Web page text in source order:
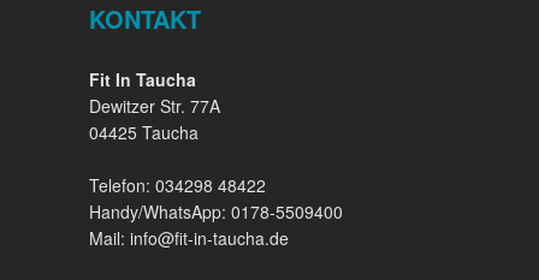
KONTAKT
Fit In Taucha
Dewitzer Str. 77A
04425 Taucha
Telefon: 034298 48422
Handy/WhatsApp: 0178-5509400
Mail: info@fit-in-taucha.de